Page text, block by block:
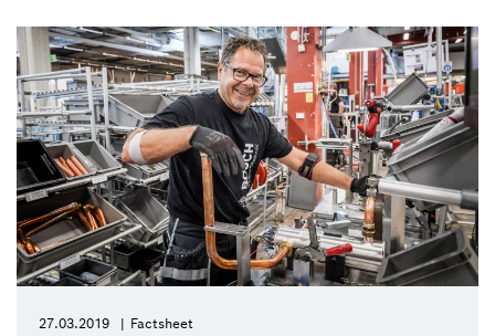
27.03.2019 Factsheet